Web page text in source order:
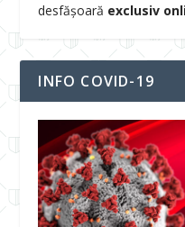
desfășoară exclusiv
INFO COVID-19